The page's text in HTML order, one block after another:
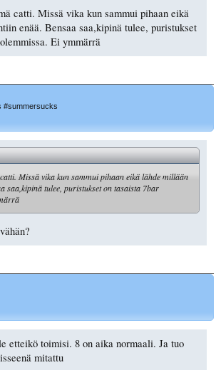
catti. Missä vika kun sammui pihaan eikä
enää. Bensaa saa,kipinä tulee, puristukset
Ei ymmärrä
#summersucks
Missä vika kun sammui pihaan eikä lähde millään
saa,kipinä tulee, puristukset on tasaista 7bar
etteikö toimisi. 8 on aika normaali. Ja tuo
mitattu